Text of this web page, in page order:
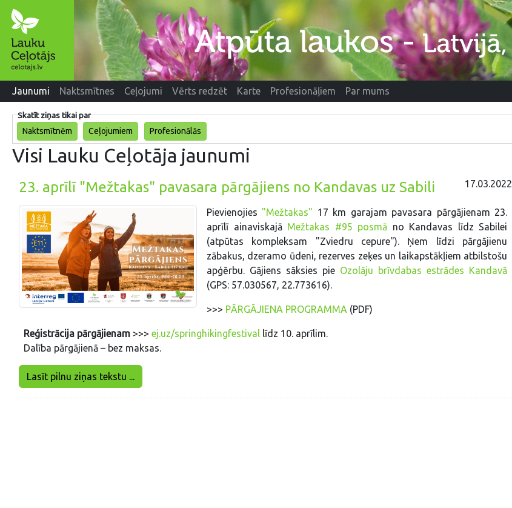
Jaunumi Naktsmītnes Ceļojumi Vērts redzēt Karte Profesionāļiem Par mums
Skatīt ziņas tikai par
Naktsmītnēm
Ceļojumiem Profesionālās
Visi Lauku Ceļotāja jaunumi
23. aprīlī "Mežtakas" pavasara pārgājiens no Kandavas uz Sabili 17.03.2022
Pievienojies "Mežtakas" 17 km garajam pavasara pārgājienam 23.
aprīlī ainaviskajā Mežtakas #95 posmā no Kandavas līdz Sabilei
(atpūtas kompleksam "Zviedru cepure"). Ņem līdzi pārgājienu
zābakus, dzeramo ūdeni, rezerves zeķes un laikapstākļiem atbilstošu
apģērbu. Gājiens sāksies pie Ozolāju brīvdabas estrādes Kandavā
(GPS: 57.030567, 22.773616).
>>> PĀRGĀJIENA PROGRAMMA (PDF)
Reģistrācija pārgājienam >>>ej.uz/springhikingfestival līdz 10. aprīlim.
Dalība pārgājienā – bez maksas.
Lasīt pilnu ziņas tekstu ...